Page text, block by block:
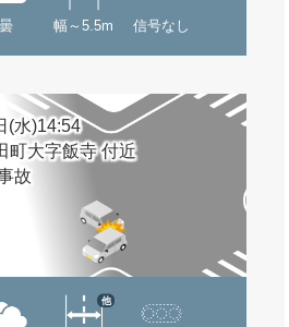
曇 幅～5.5m 信号なし
(水)14:54
町大字飯寺 付近
故
他